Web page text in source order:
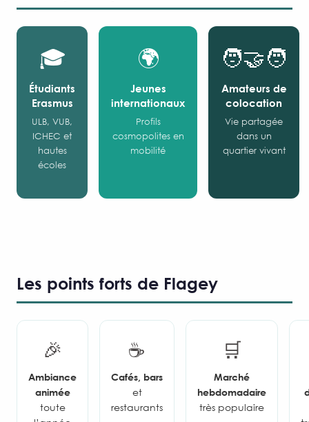
🎓
Étudiants
Erasmus
ULB, VUB,
ICHEC et
hautes
écoles
🌍
Jeunes
internationaux
Profils
cosmopolites en
mobilité
🧑‍🤝‍🧑
Amateurs de
colocation
Vie partagée
dans un
quartier vivant
Les points forts de Flagey
🎉
Ambiance
animée
toute
☕
Cafés, bars
et
restaurants
🛒
Marché
hebdomadaire
très populaire